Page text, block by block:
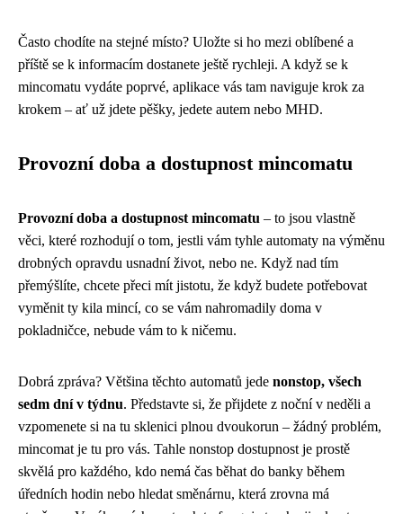
Často chodíte na stejné místo? Uložte si ho mezi oblíbené a
příště se k informacím dostanete ještě rychleji. A když se k
mincomatu vydáte poprvé, aplikace vás tam naviguje krok za
krokem – ať už jdete pěšky, jedete autem nebo MHD.
Provozní doba a dostupnost mincomatu
Provozní doba a dostupnost mincomatu – to jsou vlastně
věci, které rozhodují o tom, jestli vám tyhle automaty na výměnu
drobných opravdu usnadní život, nebo ne. Když nad tím
přemýšlíte, chcete přeci mít jistotu, že když budete potřebovat
vyměnit ty kila mincí, co se vám nahromadily doma v
pokladničce, nebude vám to k ničemu.
Dobrá zpráva? Většina těchto automatů jede nonstop, všech
sedm dní v týdnu. Představte si, že přijdete z noční v neděli a
vzpomenete si na tu sklenici plnou dvoukorun – žádný problém,
mincomat je tu pro vás. Tahle nonstop dostupnost je prostě
skvělá pro každého, kdo nemá čas běhat do banky během
úředních hodin nebo hledat směnárnu, která zrovna má